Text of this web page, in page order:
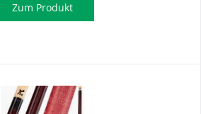
Zum Produkt